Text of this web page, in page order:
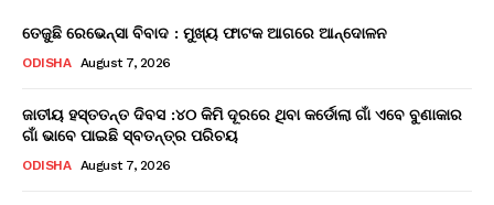
ତେଜୁଛି ରେଭେନ୍ସା ବିବାଦ : ମୁଖ୍ୟ ଫାଟକ ଆଗରେ ଆନ୍ଦୋଳନ
ODISHA August 7, 2026
ଜାତୀୟ ହସ୍ତତନ୍ତ ଦିବସ :୪୦ କିମି ଦୂରରେ ଥିବା କର୍ଡୋଲା ଗାଁ ଏବେ ବୁଣାକାର
ଗାଁ ଭାବେ ପାଇଛି ସ୍ବତନ୍ତ୍ର ପରିଚୟ
ODISHA August 7, 2026